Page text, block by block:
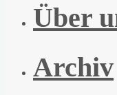
Über
Archiv